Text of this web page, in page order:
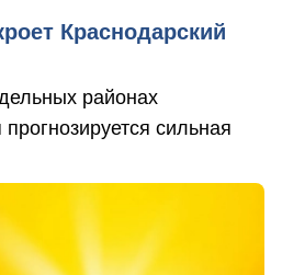
Краснодарский
районах
сильная